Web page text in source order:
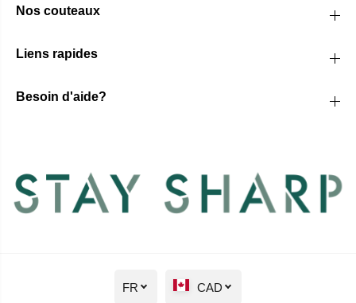
Nos couteaux
Liens rapides
Besoin d'aide?
FR CAD